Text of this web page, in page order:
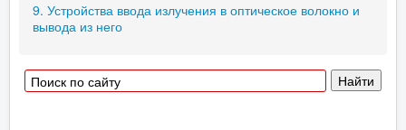
9. Устройства ввода излучения в оптическое волокно и
вывода из него